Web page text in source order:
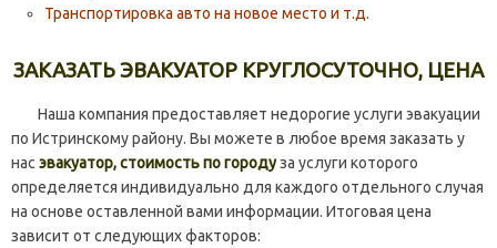
Транспортировка авто на новое место и т.д.
ЗАКАЗАТЬ ЭВАКУАТОР КРУГЛОСУТОЧНО, ЦЕНА
Наша компания предоставляет недорогие услуги эвакуации
по Истринскому району. Вы можете в любое время заказать у
насэвакуатор, стоимость по городуза услуги которого
определяется индивидуально для каждого отдельного случая
на основе оставленной вами информации. Итоговая цена
зависит от следующих факторов: